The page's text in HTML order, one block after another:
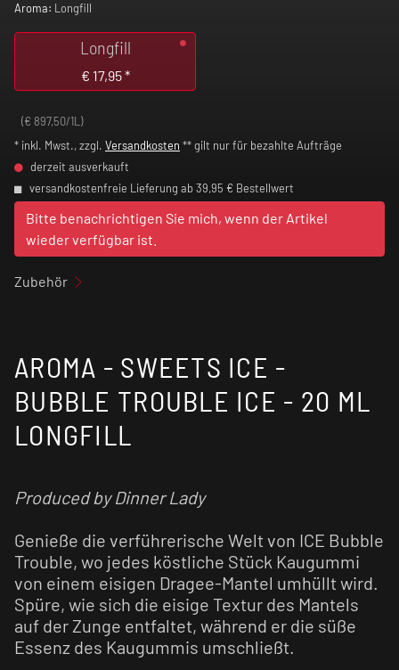
Aroma: Longfill
Longfill
€ 17,95*
(€ 897,50/1L)
* inkl. Mwst., zzgl. Versandkosten ** gilt nur für bezahlte Aufträge
derzeit ausverkauft
versandkostenfreie Lieferung ab 39,95 € Bestellwert
Bitte benachrichtigen Sie mich, wenn der Artikel
wieder verfügbar ist.
Zubehör
AROMA - SWEETS ICE -
BUBBLE TROUBLE ICE - 20 ML
LONGFILL
Produced by Dinner Lady
Genieße die verführerische Welt von ICE Bubble
Trouble, wo jedes köstliche Stück Kaugummi
von einem eisigen Dragee-Mantel umhüllt wird.
Spüre, wie sich die eisige Textur des Mantels
auf der Zunge entfaltet, während er die süße
Essenz des Kaugummis umschließt.